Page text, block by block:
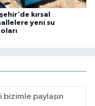
kırsal
yeni su